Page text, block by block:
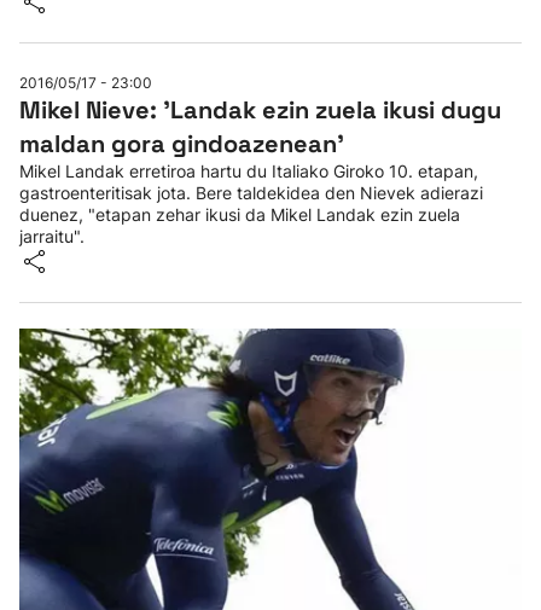
2016/05/17 - 23:00
Mikel Nieve: 'Landak ezin zuela ikusi dugu
maldan gora gindoazenean'
Mikel Landak erretiroa hartu du Italiako Giroko 10. etapan,
gastroenteritisak jota. Bere taldekidea den Nievek adierazi
duenez, "etapan zehar ikusi da Mikel Landak ezin zuela
jarraitu".